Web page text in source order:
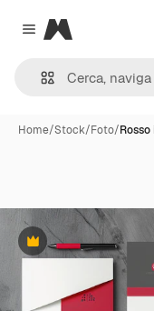
Close menu
Magnific
Home/Stock/Foto/
Premium